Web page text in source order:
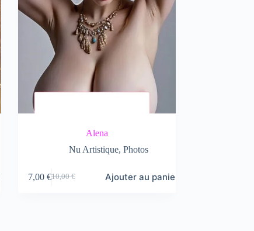
Alena
Nu Artistique, Photos
10,00€
Le
7,00 €Le
Ajouter au panier